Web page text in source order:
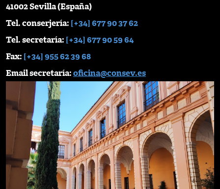
41002 Sevilla (España)
Tel. conserjería: [+34] 677 90 37 62
Tel. secretaría: [+34] 677 90 59 64
Fax: [+34] 955 62 39 68
Email secretaría:oficina@consev.es